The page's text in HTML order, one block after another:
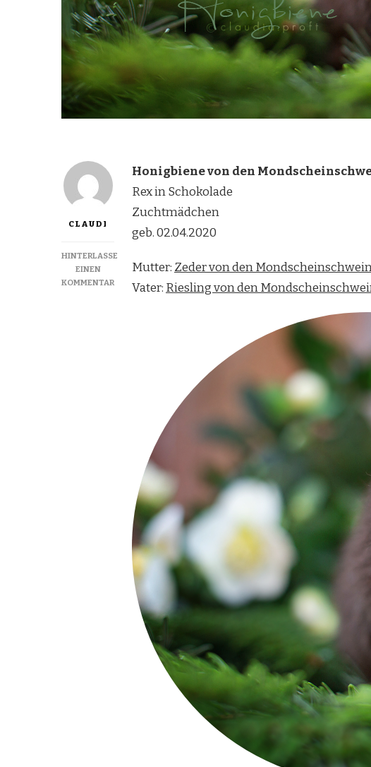
CLAUDI
HINTERLASSE
EINEN
KOMMENTARZU
HONIGBIENE
Honigbiene von den
Rex in Schokolade
Zuchtmädchen
geb. 02.04.2020
Mutter: Zeder von den
Vater: Riesling von den